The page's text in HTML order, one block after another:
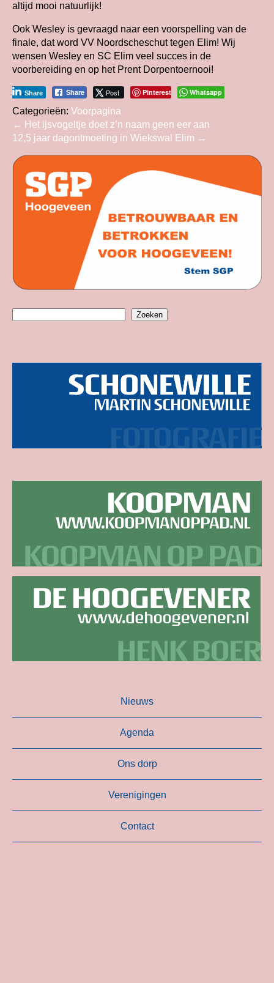
altijd mooi natuurlijk!
Ook Wesley is gevraagd naar een voorspelling van de
finale, dat word VV Noordscheschut tegen Elim! Wij
wensen Wesley en SC Elim veel succes in de
voorbereiding en op het Prent Dorpentoernooi!
Share Post
Share Pinterest Whatsapp
Categorieën: Voorpagina
Bericht
navigatie
← Het ijsvogeltje doet z’n naam geen eer aan
12,5 jaar dagontmoeting in Wiekswal Elim →
Zoeken
Nieuws
Agenda
Ons dorp
Verenigingen
Contact